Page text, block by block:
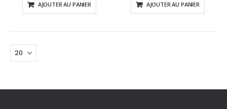
AJOUTER AU PANIER AJOUTER AU PANIER